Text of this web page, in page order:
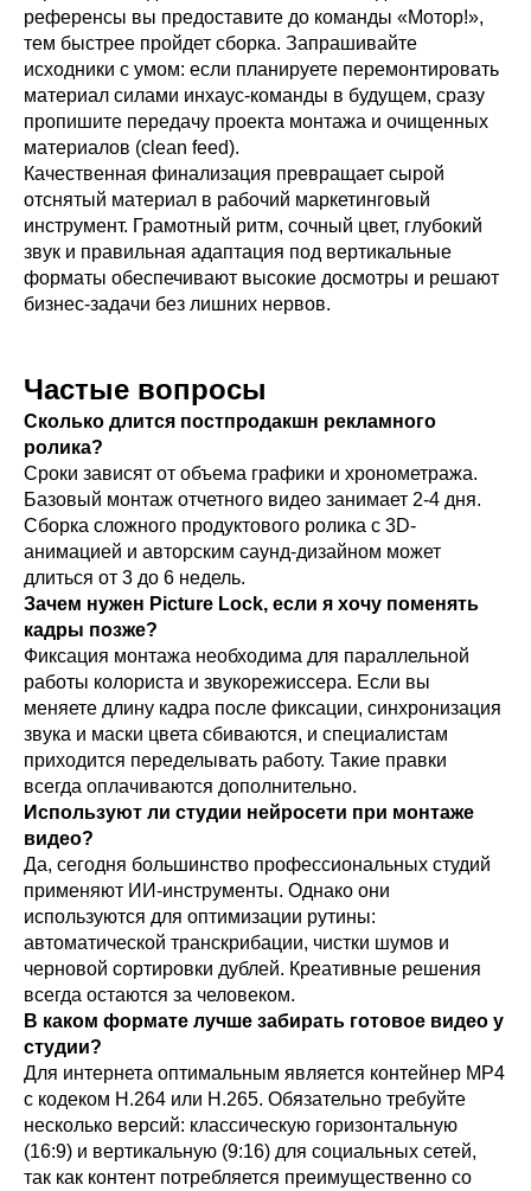
референсы вы предоставите до команды «Мотор!»,
тем быстрее пройдет сборка. Запрашивайте
исходники с умом: если планируете перемонтировать
материал силами инхаус-команды в будущем, сразу
пропишите передачу проекта монтажа и очищенных
материалов (clean feed).
Качественная финализация превращает сырой
отснятый материал в рабочий маркетинговый
инструмент. Грамотный ритм, сочный цвет, глубокий
звук и правильная адаптация под вертикальные
форматы обеспечивают высокие досмотры и решают
бизнес-задачи без лишних нервов.
Частые вопросы
Сколько длится постпродакшн рекламного
ролика?
Сроки зависят от объема графики и хронометража.
Базовый монтаж отчетного видео занимает 2-4 дня.
Сборка сложного продуктового ролика с 3D-
анимацией и авторским саунд-дизайном может
длиться от 3 до 6 недель.
Зачем нужен Picture Lock, если я хочу поменять
кадры позже?
Фиксация монтажа необходима для параллельной
работы колориста и звукорежиссера. Если вы
меняете длину кадра после фиксации, синхронизация
звука и маски цвета сбиваются, и специалистам
приходится переделывать работу. Такие правки
всегда оплачиваются дополнительно.
Используют ли студии нейросети при монтаже
видео?
Да, сегодня большинство профессиональных студий
применяют ИИ-инструменты. Однако они
используются для оптимизации рутины:
автоматической транскрибации, чистки шумов и
черновой сортировки дублей. Креативные решения
всегда остаются за человеком.
В каком формате лучше забирать готовое видео у
студии?
Для интернета оптимальным является контейнер MP4
с кодеком H.264 или H.265. Обязательно требуйте
несколько версий: классическую горизонтальную
(16:9) и вертикальную (9:16) для социальных сетей,
так как контент потребляется преимущественно со